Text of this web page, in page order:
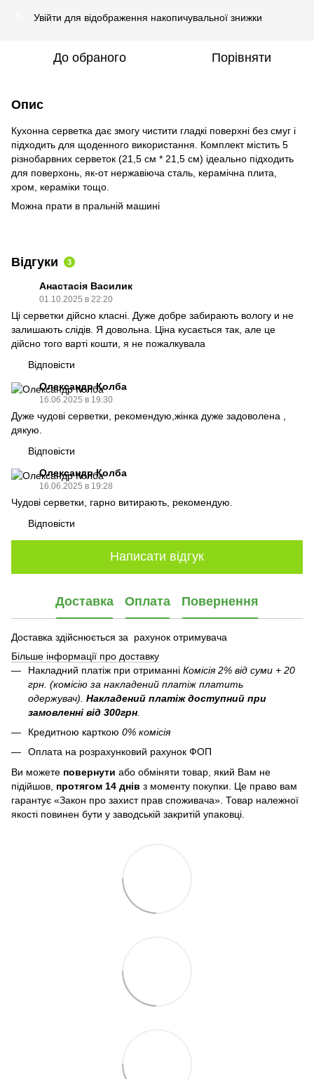
Увійти для відображення накопичувальної знижки
До обраного Порівняти
Опис
Кухонна серветка дає змогу чистити гладкі поверхні без смуг і
підходить для щоденного використання. Комплект містить 5
різнобарвних серветок (21,5 см * 21,5 см) ідеально підходить
для поверхонь, як-от нержавіюча сталь, керамічна плита,
хром, кераміки тощо.
Можна прати в пральній машині
Відгуки 3
Анастасія Василик
01.10.2025 в 22:20
Ці серветки дійсно класні. Дуже добре забирають вологу и не
залишають слідів. Я довольна. Ціна кусається так, але це
дійсно того варті кошти, я не пожалкувала
Відповісти
Олександр Колба
16.06.2025 в 19:30
Дуже чудові серветки, рекомендую,жінка дуже задоволена ,
дякую.
Відповісти
Олександр Колба
16.06.2025 в 19:28
Чудові серветки, гарно витирають, рекомендую.
Відповісти
Написати відгук
Доставка Оплата Повернення
Доставка здійснюється за рахунок отримувача
Більше інформації про доставку
Накладний платіж при отриманні Комісія 2% від суми + 20
грн. (комісію за накладений платіж платить
одержувач). Накладений платіж доступний при
замовленні від 300грн
Кредитною карткою 0% комісія
Оплата на розрахунковий рахунок ФОП
Ви можете повернути або обміняти товар, який Вам не
підійшов, протягом 14 днів з моменту покупки. Це право вам
гарантує «Закон про захист прав споживача». Товар належної
якості повинен бути у заводській закритій упаковці.